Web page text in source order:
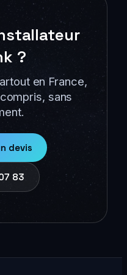
?
en France,
sans
devis
83